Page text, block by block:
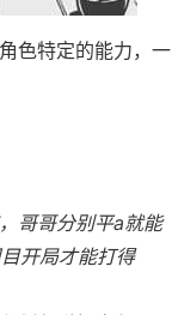
色特定的能力，一
哥哥分别平a就能
开局才能打得